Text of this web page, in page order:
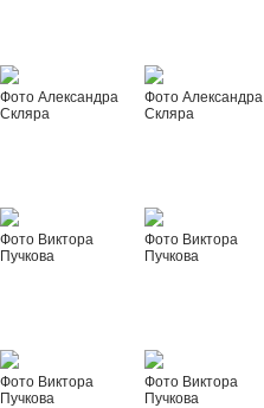
Фото Александра
Скляра
Фото Александра
Скляра
Фото Виктора
Пучкова
Фото Виктора
Пучкова
Фото Виктора
Пучкова
Фото Виктора
Пучкова